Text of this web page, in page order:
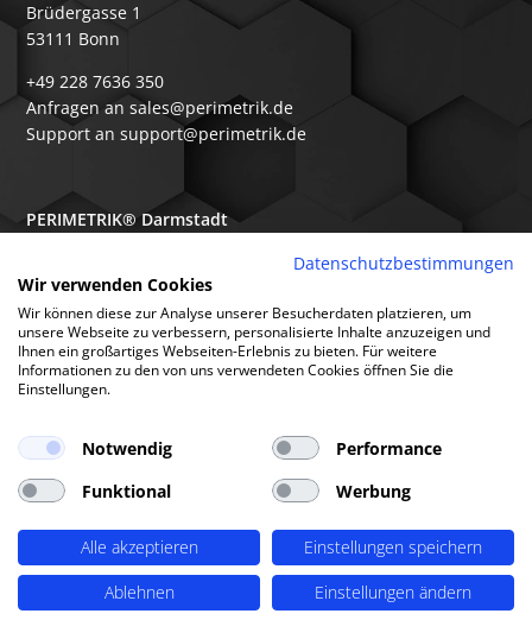
Brüdergasse 1
53111 Bonn
+49 228 7636 350
Anfragen an sales@perimetrik.de
Support an support@perimetrik.de
PERIMETRIK® Darmstadt
64367 Mühltal
+49 6151 3944 80
Anfragen an sales@perimetrik.de
Support an support@perimetrik.de
© PERIMETRIK® 2026 |Impressum Datenschutzerklärung|Cookies
Standorte|FAQs|Glossar|Branchen|Software|Über uns|
Datenschutzbestimmungen
Wir verwenden Cookies
Wir können diese zur Analyse unserer Besucherdaten platzieren, um
unsere Webseite zu verbessern, personalisierte Inhalte anzuzeigen und
Ihnen ein großartiges Webseiten-Erlebnis zu bieten. Für weitere
Informationen zu den von uns verwendeten Cookies öffnen Sie die
Einstellungen.
Notwendig
Performance
Funktional
Werbung
Alle akzeptieren
Einstellungen speichern
Ablehnen
Einstellungen ändern